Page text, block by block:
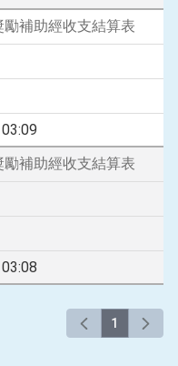
勵補助經收支結算表
勵補助經收支結算表
1